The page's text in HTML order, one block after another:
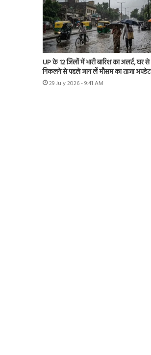
UP के 12 जिलों में भारी बारिश का अलर्ट, घर से
निकलने से पहले जान लें मौसम का ताजा अपडेट
29 July 2026 - 9:41 AM